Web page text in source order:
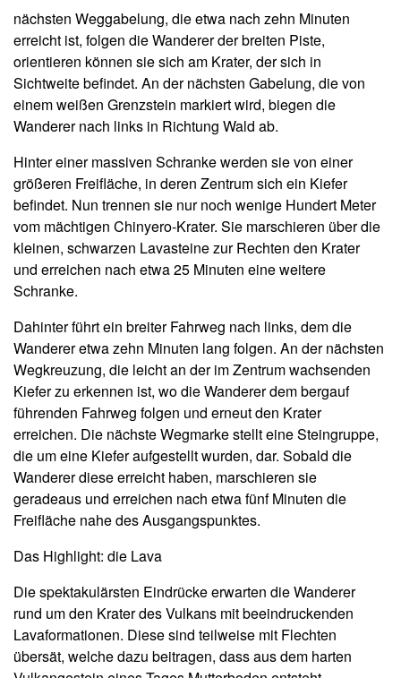
nächsten Weggabelung, die etwa nach zehn Minuten
erreicht ist, folgen die Wanderer der breiten Piste,
orientieren können sie sich am Krater, der sich in
Sichtweite befindet. An der nächsten Gabelung, die von
einem weißen Grenzstein markiert wird, biegen die
Wanderer nach links in Richtung Wald ab.
Hinter einer massiven Schranke werden sie von einer
größeren Freifläche, in deren Zentrum sich ein Kiefer
befindet. Nun trennen sie nur noch wenige Hundert Meter
vom mächtigen Chinyero-Krater. Sie marschieren über die
kleinen, schwarzen Lavasteine zur Rechten den Krater
und erreichen nach etwa 25 Minuten eine weitere
Schranke.
Dahinter führt ein breiter Fahrweg nach links, dem die
Wanderer etwa zehn Minuten lang folgen. An der nächsten
Wegkreuzung, die leicht an der im Zentrum wachsenden
Kiefer zu erkennen ist, wo die Wanderer dem bergauf
führenden Fahrweg folgen und erneut den Krater
erreichen. Die nächste Wegmarke stellt eine Steingruppe,
die um eine Kiefer aufgestellt wurden, dar. Sobald die
Wanderer diese erreicht haben, marschieren sie
geradeaus und erreichen nach etwa fünf Minuten die
Freifläche nahe des Ausgangspunktes.
Das Highlight: die Lava
Die spektakulärsten Eindrücke erwarten die Wanderer
rund um den Krater des Vulkans mit beeindruckenden
Lavaformationen. Diese sind teilweise mit Flechten
übersät, welche dazu beitragen, dass aus dem harten